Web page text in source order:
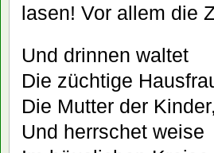
lasen! Vor allem die
Und drinnen waltet
Die züchtige
Die Mutter der Kinder,
Und herrschet weise